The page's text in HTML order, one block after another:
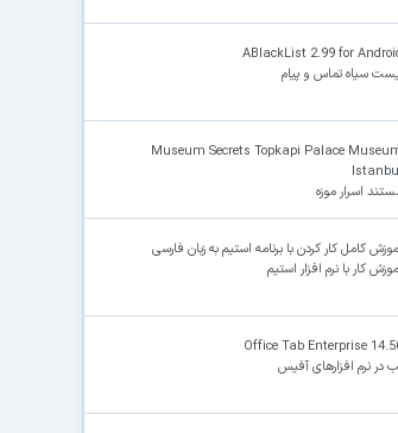
ABlackList 2.99 for
سیاه تماس و پیام
Museum Secrets Topkapi Palace
اسرار موزه
کامل کار کردن با برنامه استیم به زبان فارسی
کار با نرم افزار استیم
Office Tab Enterprise
در نرم افزارهای آفیس